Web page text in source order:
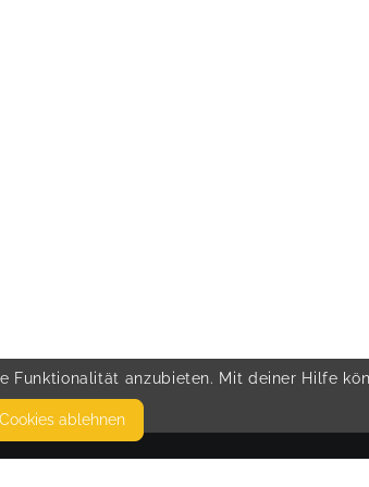
Funktionalität anzubieten. Mit deiner Hilfe
ablehnen